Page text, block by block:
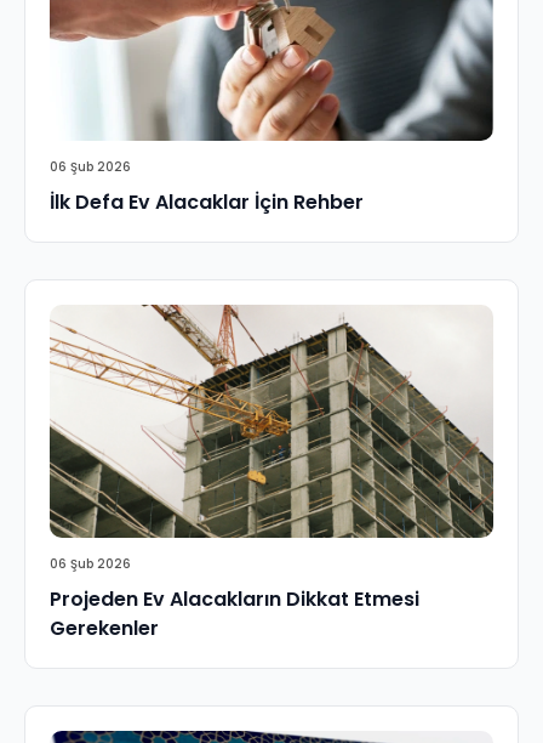
06 Şub 2026
İlk Defa Ev Alacaklar İçin Rehber
06 Şub 2026
Projeden Ev Alacakların Dikkat Etmesi
Gerekenler